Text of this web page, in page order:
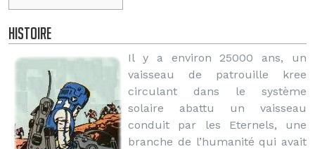
Histoire
Il y a environ 25000 ans, un
vaisseau de patrouille kree
circulant dans le système
solaire abattu un vaisseau
conduit par les Eternels, une
branche de l’humanité qui avait